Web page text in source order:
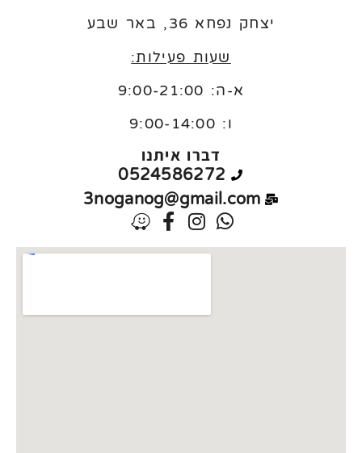
יצחק נפחא 36, באר שבע
שעות פעילות:
א-ה: 9:00-21:00
ו: 9:00-14:00
דברו איתנו
0524586272
3noganog@gmail.com